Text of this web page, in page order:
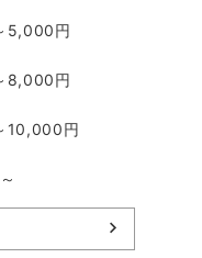
5,000円
8,000円
10,000円